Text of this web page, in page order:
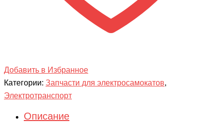
Добавить в Избранное
Категории: Запчасти для электросамокатов,
Электротранспорт
Описание